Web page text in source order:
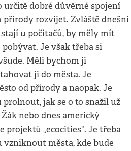
určitě dobré důvěrné spojení
přírody rozvíjet. Zvláště dnešní
u počítačů, by měly mít
Je však třeba si
Měli bychom ji
ji do města. Je
od přírody a naopak. Je
jak se o to snažil už
nebo dnes americký
projektů „ecocities“. Je třeba
města, kde bude